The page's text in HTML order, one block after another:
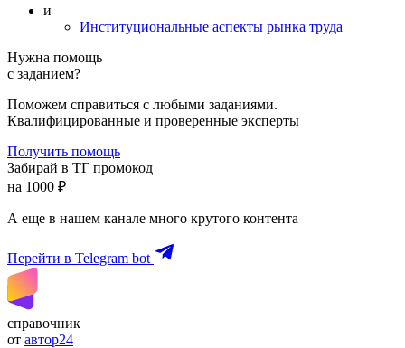
и
Институциональные аспекты рынка труда
Нужна помощь
с заданием?
Поможем справиться с любыми заданиями.
Квалифицированные и проверенные эксперты
Получить помощь
Забирай в ТГ промокод
на 1000 ₽
А еще в нашем канале много крутого контента
Перейти в Telegram bot
справочник
от автор24